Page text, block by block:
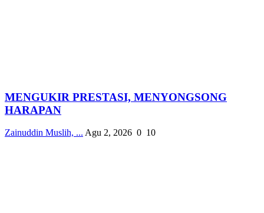
MENGUKIR PRESTASI, MENYONGSONG
HARAPAN
Zainuddin Muslih, ... Agu 2, 2026 0 10